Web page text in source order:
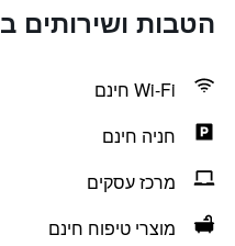
הטבות ושירותים בCebu Guest Inn
Wi-Fi חינם
חניה חינם
מרכז עסקים
מוצרי טיפוח חינם